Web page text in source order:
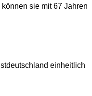
sie mit 67 Jahren
einheitlich